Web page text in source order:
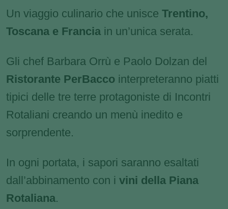
Un viaggio culinario che unisce Trentino,
Toscana e Francia in un’unica serata.
Gli chef Barbara Orrù e Paolo Dolzan del
Ristorante PerBacco interpreteranno piatti
tipici delle tre terre protagoniste di Incontri
Rotaliani creando un menù inedito e
sorprendente.
In ogni portata, i sapori saranno esaltati
dall’abbinamento con i vini della Piana
Rotaliana.